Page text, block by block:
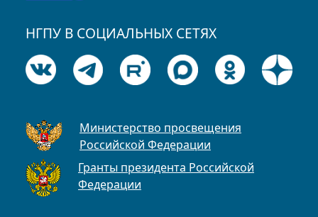
НГПУ В СОЦИАЛЬНЫХ СЕТЯХ
Министерство просвещения
Российской Федерации
Гранты президента Российской
Федерации